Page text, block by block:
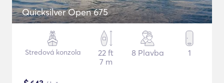
Quicksilver Open 675
Stredová konzola
22 ft
7 m
8 Plavba 1